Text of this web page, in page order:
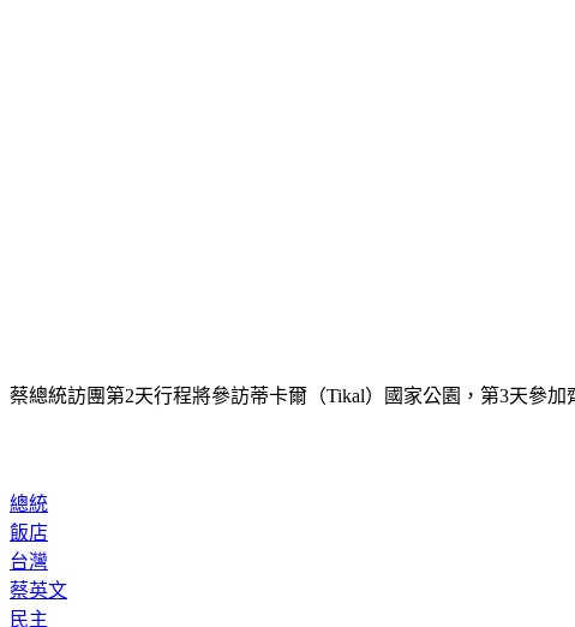
蔡總統訪團第2天行程將參訪蒂卡爾（Tikal）國家公園，第3天參
總統
飯店
台灣
蔡英文
民主